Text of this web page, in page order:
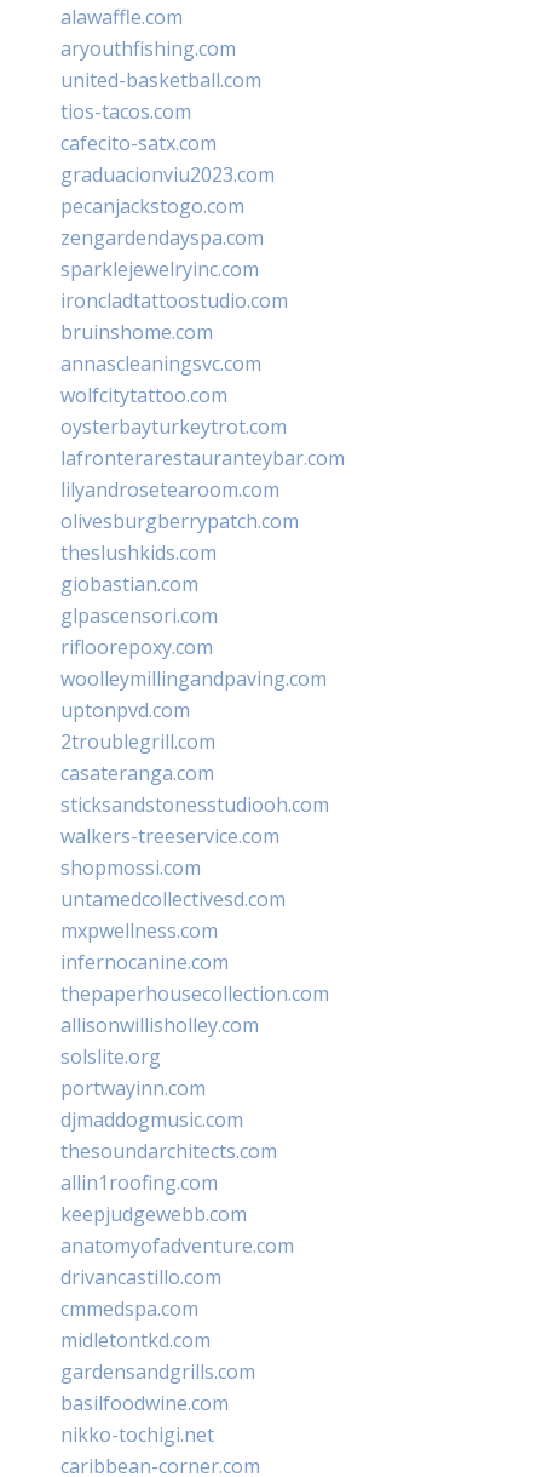
alawaffle.com
aryouthfishing.com
united-basketball.com
tios-tacos.com
cafecito-satx.com
graduacionviu2023.com
pecanjackstogo.com
zengardendayspa.com
sparklejewelryinc.com
ironcladtattoostudio.com
bruinshome.com
annascleaningsvc.com
wolfcitytattoo.com
oysterbayturkeytrot.com
lafronterarestauranteybar.com
lilyandrosetearoom.com
olivesburgberrypatch.com
theslushkids.com
giobastian.com
glpascensori.com
rifloorepoxy.com
woolleymillingandpaving.com
uptonpvd.com
2troublegrill.com
casateranga.com
sticksandstonesstudiooh.com
walkers-treeservice.com
shopmossi.com
untamedcollectivesd.com
mxpwellness.com
infernocanine.com
thepaperhousecollection.com
allisonwillisholley.com
solslite.org
portwayinn.com
djmaddogmusic.com
thesoundarchitects.com
allin1roofing.com
keepjudgewebb.com
anatomyofadventure.com
drivancastillo.com
cmmedspa.com
midletontkd.com
gardensandgrills.com
basilfoodwine.com
nikko-tochigi.net
caribbean-corner.com